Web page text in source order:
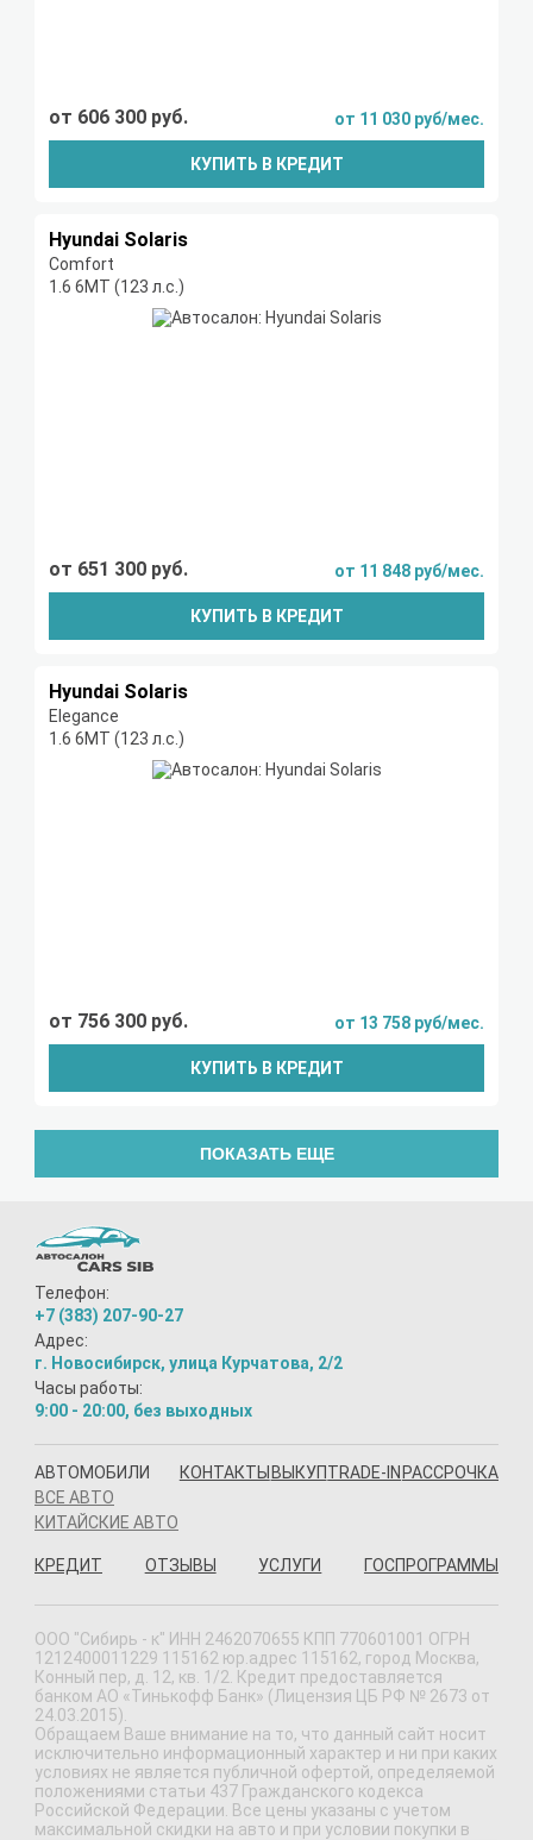
от 606 300 руб. от 11 030 руб/мес.
КУПИТЬ В КРЕДИТ
Hyundai Solaris
Comfort
1.6 6МТ (123 л.с.)
от 651 300 руб. от 11 848 руб/мес.
КУПИТЬ В КРЕДИТ
Hyundai Solaris
Elegance
1.6 6МТ (123 л.с.)
от 756 300 руб. от 13 758 руб/мес.
КУПИТЬ В КРЕДИТ
ПОКАЗАТЬ ЕЩЕ
Телефон:
+7 (383) 207-90-27
Адрес:
г. Новосибирск, улица Курчатова, 2/2
Часы работы:
9:00 - 20:00, без выходных
АВТОМОБИЛИ
ВСЕ АВТО
КИТАЙСКИЕ АВТО
КОНТАКТЫ ВЫКУПTRADE-IN РАССРОЧКА
КРЕДИТ ОТЗЫВЫ УСЛУГИ ГОСПРОГРАММЫ
ООО "Сибирь - к" ИНН 2462070655 КПП 770601001 ОГРН
1212400011229 115162 юр.адрес 115162, город Москва,
Конный пер, д. 12, кв. 1/2. Кредит предоставляется
банком АО «Тинькофф Банк» (Лицензия ЦБ РФ № 2673 от
24.03.2015).
Обращаем Ваше внимание на то, что данный сайт носит
исключительно информационный характер и ни при каких
условиях не является публичной офертой, определяемой
положениями статьи 437 Гражданского кодекса
Российской Федерации. Все цены указаны с учетом
максимальной скидки на авто и при условии покупки в